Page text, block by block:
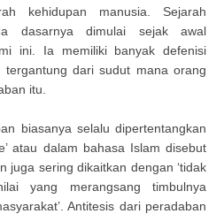
kehidupan manusia. Sejarah
dasarnya dimulai sejak awal
ini. Ia memiliki banyak defenisi
tergantung dari sudut mana orang
itu.
biasanya selalu dipertentangkan
atau dalam bahasa Islam disebut
juga sering dikaitkan dengan ‘tidak
yang merangsang timbulnya
Antitesis dari peradaban